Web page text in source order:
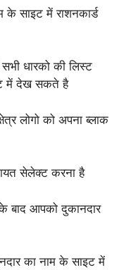
साइट में राशनकार्ड
धारको की लिस्ट
में देख सकते है
लोगो को अपना ब्लाक
सेलेक्ट करना है
बाद आपको दुकानदार
का नाम के साइट में